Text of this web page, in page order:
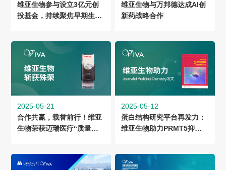
维亚生物参与设立3亿元创
投基金，持续聚焦早期生物
维亚生物与万邦德达成AI创
新药战略合作
2025-05-21
合作共赢，载誉前行！维亚
生物荣获迈瑞医疗“质量优
2025-05-12
蛋白结构研究平台再发力：
维亚生物助力PRMT5抑制